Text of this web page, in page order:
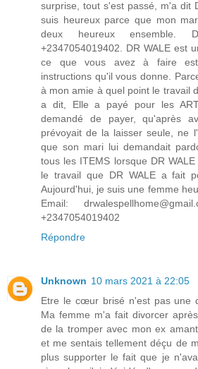
surprise, tout s'est passé, m'a dit
suis heureux parce que mon
deux heureux ensemble.
+2347054019402. DR WALE est
ce que vous avez à faire
instructions qu'il vous donne.
à mon amie à quel point le travail
a dit, Elle a payé pour les
demandé de payer, qu'après
prévoyait de la laisser seule, ne
que son mari lui demandait
tous les ITEMS lorsque DR
le travail que DR WALE a fait
Aujourd'hui, je suis une femme
Email:
+2347054019402
Répondre
Unknown 10 mars 2021 à 22:05
Etre le cœur brisé n'est pas une
Ma femme m'a fait divorcer
de la tromper avec mon ex
et me sentais tellement déçu de
plus supporter le fait que je